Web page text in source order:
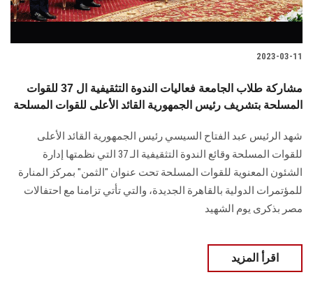
الدراسات العليا
الموظفون
الزائـرون
سجل الان
2023-03-11
مشاركة طلاب الجامعة فعاليات الندوة التثقيفية ال 37 للقوات
المسلحة بتشريف رئيس الجمهورية القائد الأعلى للقوات المسلحة
شهد الرئيس عبد الفتاح السيسي رئيس الجمهورية القائد الأعلى
للقوات المسلحة وقائع الندوة التثقيفية الـ 37 التي نظمتها إدارة
الشئون المعنوية للقوات المسلحة تحت عنوان "الثمن" بمركز المنارة
للمؤتمرات الدولية بالقاهرة الجديدة، والتي تأتي تزامنا مع احتفالات
مصر بذكرى يوم الشهيد
اقرأ المزيد